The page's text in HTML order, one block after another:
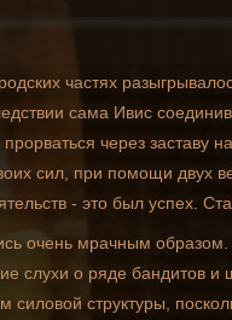
частях
сама Ивис
через
сил, при помощи двух
- это был успех.
очень мрачным
слухи о ряде бандитов
силовой структуры,